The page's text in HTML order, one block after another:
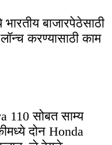
बाजारपेठेसाठी
करण्यासाठी काम
110 सोबत साम्य
दोन Honda